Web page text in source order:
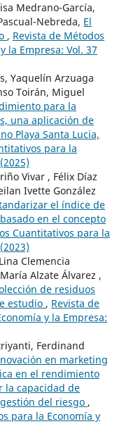
Medrano-García,
Nebreda, El
, Revista de Métodos
la Empresa: Vol. 37
Yaquelín Arzuaga
Toirán, Miguel
para la
una aplicación de
Playa Santa Lucia,
para la
Vivar , Félix Díaz
Ivette González
el índice de
en el concepto
Cuantitativos para la
Clemencia
Alzate Álvarez ,
de residuos
estudio , Revista de
y la Empresa:
Ferdinand
en marketing
en el rendimiento
la capacidad de
del riesgo ,
para la Economía y